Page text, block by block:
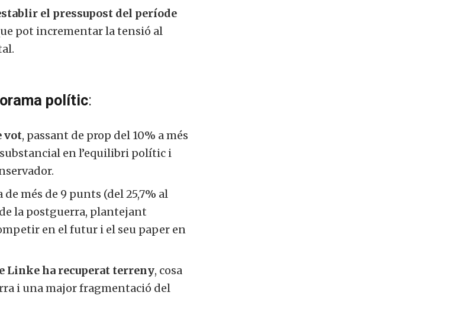
el pressupost del període
pot incrementar la tensió al
polític:
vot, passant de prop del 10% a més
en l’equilibri polític i
més de 9 punts (del 25,7% al
la postguerra, plantejant
en el futur i el seu paper en
Linke ha recuperat terreny, cosa
i una major fragmentació del